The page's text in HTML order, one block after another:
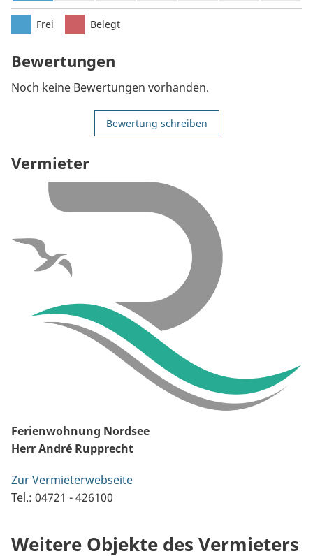
Frei Belegt
Bewertungen
Noch keine Bewertungen vorhanden.
Bewertung schreiben
Vermieter
Ferienwohnung Nordsee
Herr André Rupprecht
Zur Vermieterwebseite
Tel.: 04721 - 426100
Weitere Objekte des Vermieters